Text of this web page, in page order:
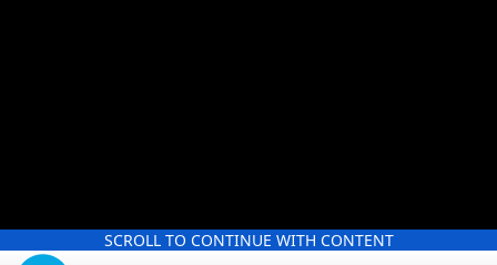
SCROLL TO CONTINUE WITH CONTENT